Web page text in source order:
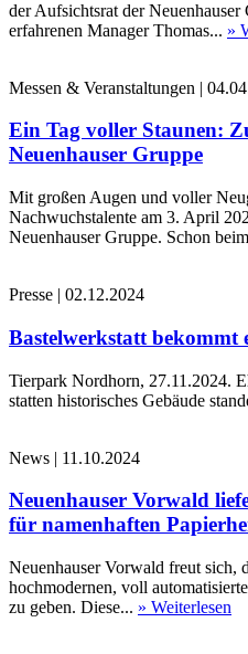
der Aufsichtsrat der
erfahrenen Manager Thomas... »
Messen & Veranstaltungen |
Ein Tag voller Staunen:
Neuenhauser Gruppe
Mit großen Augen und voller
Nachwuchstalente am 3. April
Neuenhauser Gruppe. Schon
Presse | 02.12.2024
Bastelwerkstatt bekommt
Tierpark Nordhorn, 27.11.2024.
statten historisches Gebäude
News | 11.10.2024
Neuenhauser Vorwald
für namenhaften
Neuenhauser Vorwald freut sich,
hochmodernen, voll
zu geben. Diese... » Weiterlesen